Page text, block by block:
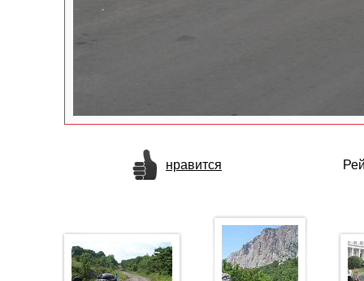
нравится